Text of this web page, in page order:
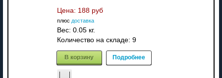
Цена: 188 руб
плюс доставка
Вес: 0.05 кг.
Количество на складе: 9
В корзину Подробнее